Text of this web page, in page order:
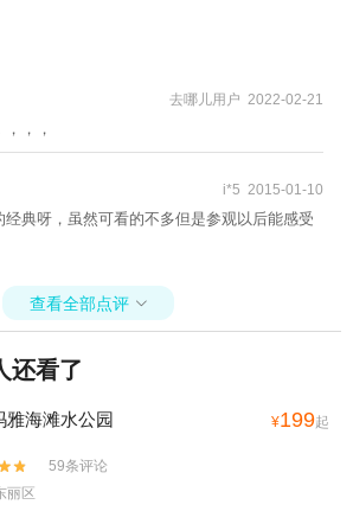
去哪儿用户 2022-02-21
，，
i*5 2015-01-10
典呀，虽然可看的不多但是参观以后能感受
查看全部点评 
还看了
雅海滩水公园 ¥199起
59条评论
丽区